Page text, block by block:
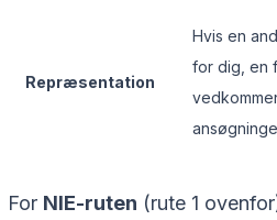
Repræsentation
Hvis en
for dig, en
For NIE-ruten (rute 1